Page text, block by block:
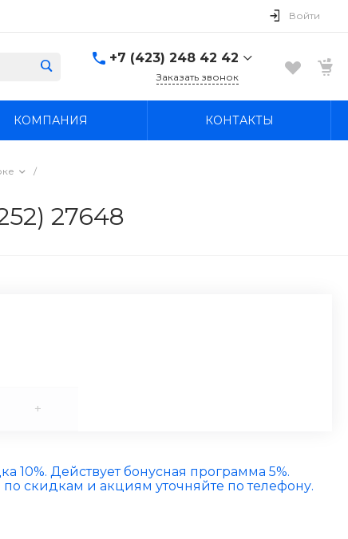
Войти
+7 (423) 248 42 42
Надеждинский район, п.
Заказать звонок
КОМПАНИЯ КОНТАКТЫ
/
27648
+
10%. Действует бонусная программа 5%.
скидкам и акциям уточняйте по телефону.